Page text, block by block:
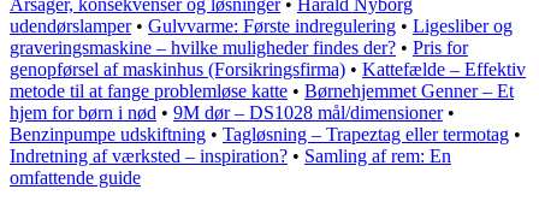
Årsager, konsekvenser og løsninger• Harald Nyborg
udendørslamper• Gulvvarme: Første indregulering • Ligesliber og
graveringsmaskine – hvilke muligheder findes der? • Pris for
genopførsel af maskinhus (Forsikringsfirma) • Kattefælde – Effektiv
metode til at fange problemløse katte • Børnehjemmet Genner – Et
hjem for børn i nød • 9M dør – DS1028 mål/dimensioner•
Benzinpumpe udskiftning • Tagløsning – Trapeztag eller termotag •
Indretning af værksted – inspiration? • Samling af rem: En
omfattende guide